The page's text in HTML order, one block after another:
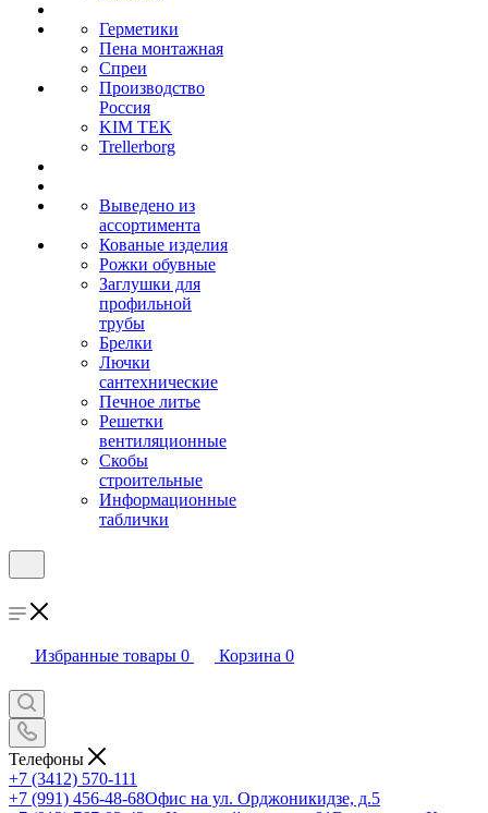
Герметики
Пена монтажная
Спреи
Производство
Россия
KIM TEK
Trellerborg
Выведено из
ассортимента
Кованые изделия
Рожки обувные
Заглушки для
профильной
трубы
Брелки
Лючки
сантехнические
Печное литье
Решетки
вентиляционные
Скобы
строительные
Информационные
таблички
Избранные товары 0 Корзина 0
Телефоны
+7 (3412) 570-111
+7 (991) 456-48-68Офис на ул. Орджоникидзе, д.5